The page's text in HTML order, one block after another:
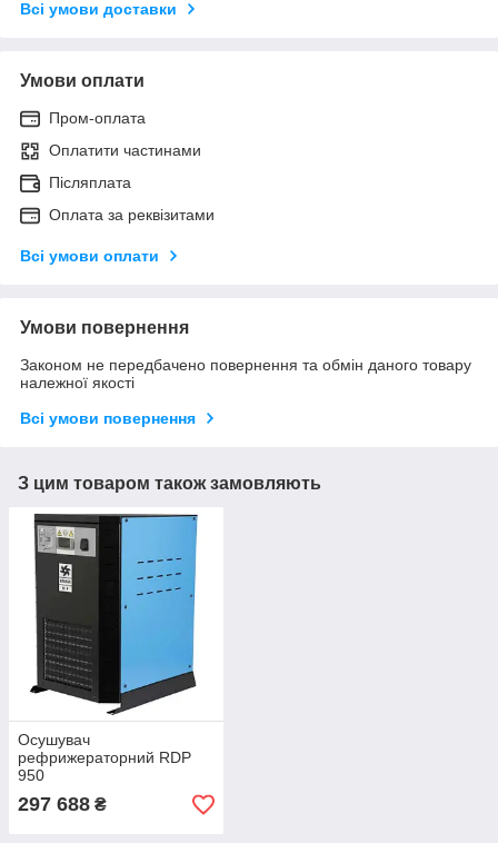
Всі умови доставки
Умови оплати
Пром-оплата
Оплатити частинами
Післяплата
Оплата за реквізитами
Всі умови оплати
Умови повернення
Законом не передбачено повернення та обмін даного товару
належної якості
Всі умови повернення
З цим товаром також замовляють
Осушувач
рефрижераторний RDP
950
297 688 ₴